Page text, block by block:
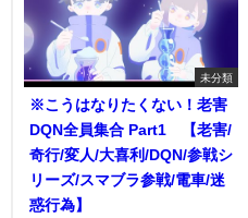
未分類
※こうはなりたくない！老害
DQN全員集合 Part1 【老害/
奇行/変人/大喜利/DQN/参戦シ
リーズ/スマブラ参戦/電車/迷
惑行為】